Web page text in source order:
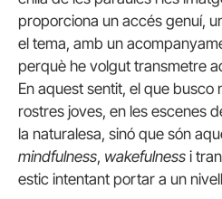
proporciona un accés genuí,
el tema, amb un
perquè he volgut transmetre
En aquest sentit, el que busco
rostres joves, en les escenes
la naturalesa, sinó que són
mindfulness, wakefulness i
estic intentant portar a un